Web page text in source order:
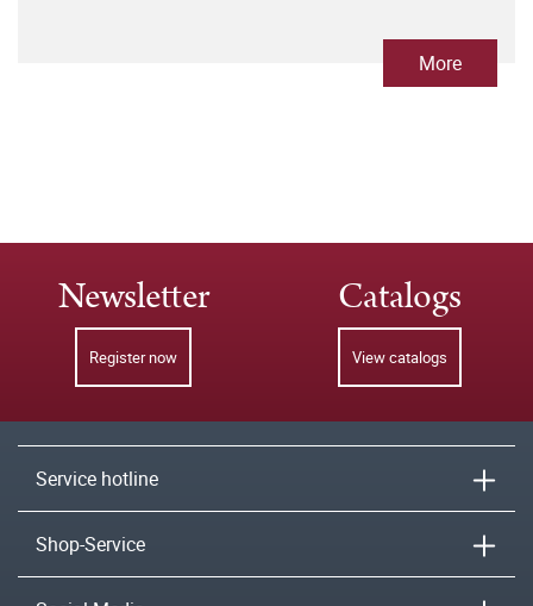
More
Newsletter
Register now
Catalogs
View catalogs
Service hotline
Shop-Service